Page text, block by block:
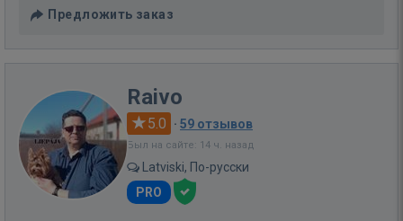
Предложить заказ
Raivo
5.0 · 59 отзывов
Был на сайте: 14 ч. назад
Latviski, По-русски
PRO